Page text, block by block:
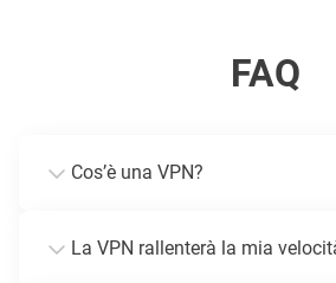
FAQ
Cos’è una VPN?
La VPN rallenterà la mia